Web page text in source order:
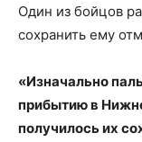
Один из бойцов
сохранить ему
«Изначально
прибытию в
получилось их